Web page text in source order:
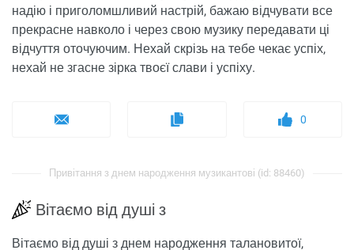
надію і приголомшливий настрій, бажаю відчувати все
прекрасне навколо і через свою музику передавати ці
відчуття оточуючим. Нехай скрізь на тебе чекає успіх,
нехай не згасне зірка твоєї слави і успіху.
0
Привітання з днем ​​народження музикантові (id: 88460)
Вітаємо від душі з
Вітаємо від душі з днем ​​народження талановитої,